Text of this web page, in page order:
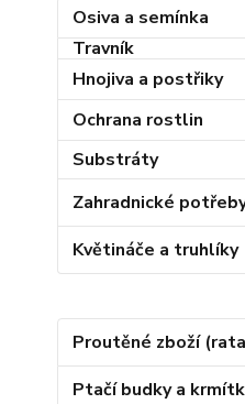
Osiva a semínka
Travník
Hnojiva a postřiky
Ochrana rostlin
Substráty
Zahradnické
Květináče a truhlíky
Proutěné zboží
Ptačí budky a